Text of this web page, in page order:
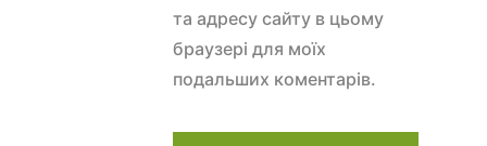
та адресу сайту в цьому
браузері для моїх
подальших коментарів.